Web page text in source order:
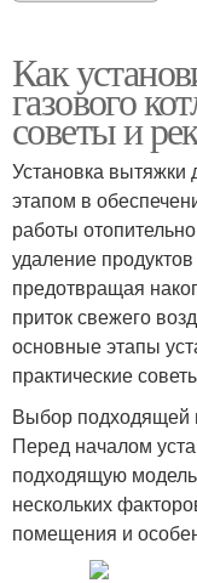
Как
газового
советы и
Установка вытяжки
этапом в
работы
удаление
предотвращая
приток свежего
основные этапы
практические
Выбор подходящей
Перед началом
подходящую
нескольких
помещения и